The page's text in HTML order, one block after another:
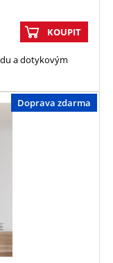
KOUPIT
a dotykovým
Doprava zdarma